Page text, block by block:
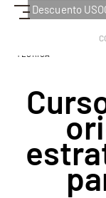
Descuento
CURSO INTENSIVO
TEÓRICA